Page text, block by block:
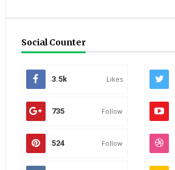
Social Counter
3.5k Likes
735 Follow
524 Follow